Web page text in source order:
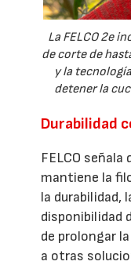
La FELCO 2e
de corte de
y la
detener la
Durabilidad
FELCO
mantiene la
la durabilidad,
disponibilidad
de prolongar
a otras